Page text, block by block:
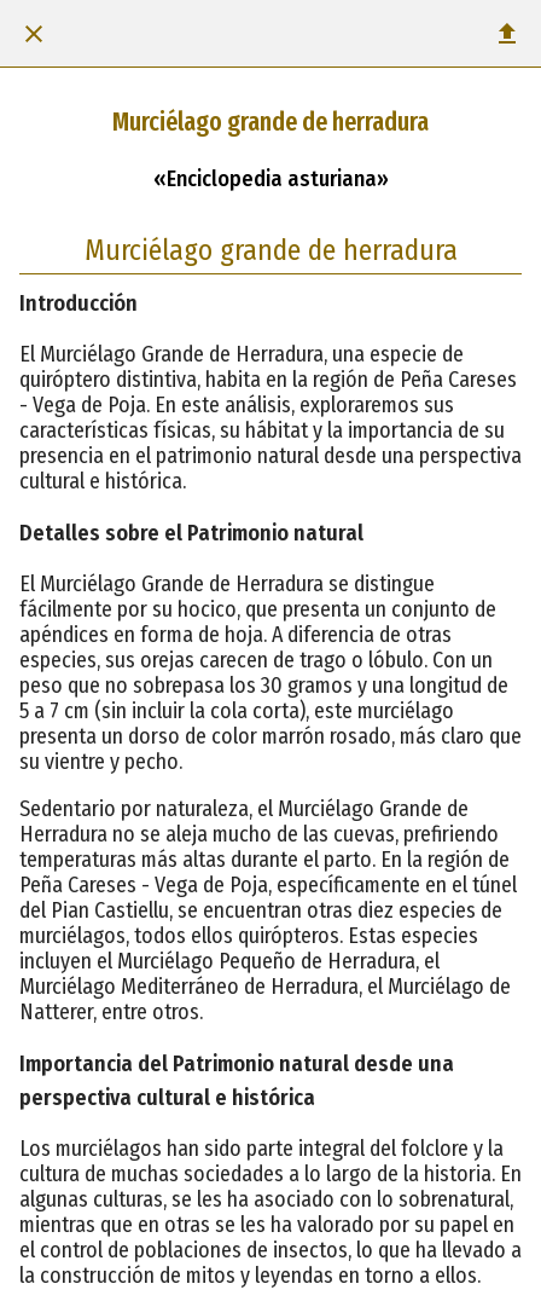
Murciélago grande de herradura
«Enciclopedia asturiana»
Murciélago grande de herradura
Introducción
El Murciélago Grande de Herradura, una especie de
quiróptero distintiva, habita en la región de Peña Careses
- Vega de Poja. En este análisis, exploraremos sus
características físicas, su hábitat y la importancia de su
presencia en el patrimonio natural desde una perspectiva
cultural e histórica.
Detalles sobre el Patrimonio natural
El Murciélago Grande de Herradura se distingue
fácilmente por su hocico, que presenta un conjunto de
apéndices en forma de hoja. A diferencia de otras
especies, sus orejas carecen de trago o lóbulo. Con un
peso que no sobrepasa los 30 gramos y una longitud de
5 a 7 cm (sin incluir la cola corta), este murciélago
presenta un dorso de color marrón rosado, más claro que
su vientre y pecho.
Sedentario por naturaleza, el Murciélago Grande de
Herradura no se aleja mucho de las cuevas, prefiriendo
temperaturas más altas durante el parto. En la región de
Peña Careses - Vega de Poja, específicamente en el túnel
del Pian Castiellu, se encuentran otras diez especies de
murciélagos, todos ellos quirópteros. Estas especies
incluyen el Murciélago Pequeño de Herradura, el
Murciélago Mediterráneo de Herradura, el Murciélago de
Natterer, entre otros.
Importancia del Patrimonio natural desde una
perspectiva cultural e histórica
Los murciélagos han sido parte integral del folclore y la
cultura de muchas sociedades a lo largo de la historia. En
algunas culturas, se les ha asociado con lo sobrenatural,
mientras que en otras se les ha valorado por su papel en
el control de poblaciones de insectos, lo que ha llevado a
la construcción de mitos y leyendas en torno a ellos.